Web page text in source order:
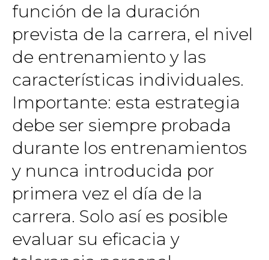
función de la duración
prevista de la carrera, el nivel
de entrenamiento y las
características individuales.
Importante: esta estrategia
debe ser siempre probada
durante los entrenamientos
y nunca introducida por
primera vez el día de la
carrera. Solo así es posible
evaluar su eficacia y